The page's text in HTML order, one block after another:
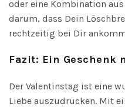
oder eine Kombination
darum, dass Dein
rechtzeitig bei Dir
Fazit: Ein Geschenk
Der Valentinstag ist eine
Liebe auszudrücken. Mit